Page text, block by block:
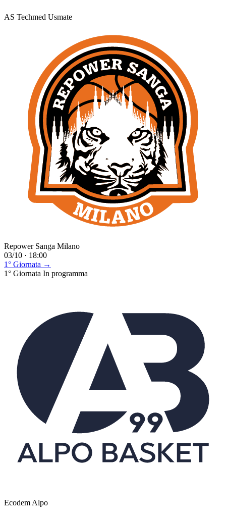
AS Techmed Usmate
Repower Sanga Milano
03/10 · 18:00
1° Giornata →
1° Giornata In programma
Ecodem Alpo